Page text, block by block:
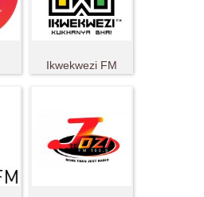
Ikwekwezi FM